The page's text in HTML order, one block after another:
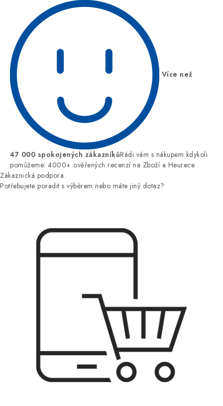
Více než
47 000 spokojených zákazníkůRádi vám s nákupem kdykoli
pomůžeme: 4000+ ověřených recenzí na Zboží a Heurece
Zákaznická podpora
Potřebujete poradit s výběrem nebo máte jiný dotaz?